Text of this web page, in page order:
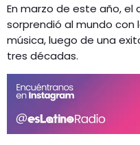
En marzo de este año,
sorprendió al mundo con
música, luego de una
tres décadas.